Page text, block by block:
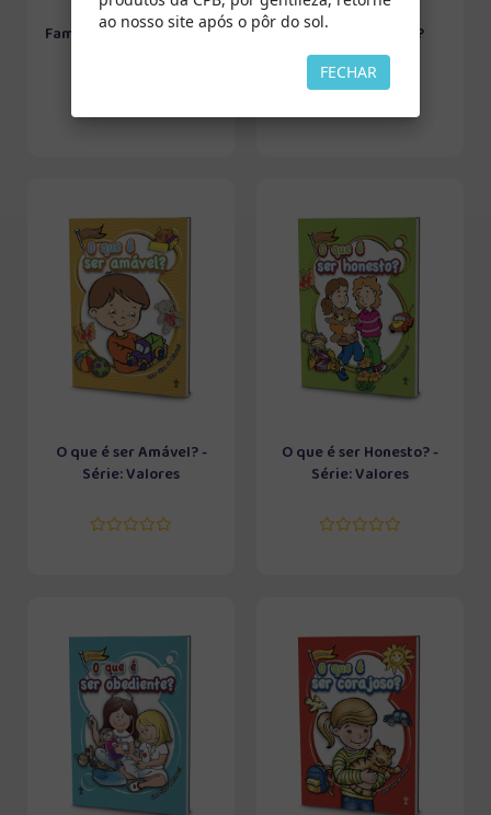
Família todo mundo tem Mamãe vai viajar?
O que é ser Amável? -
Série: Valores
O que é ser Honesto? -
Série: Valores
ao nosso site após o pôr do sol.
FECHAR